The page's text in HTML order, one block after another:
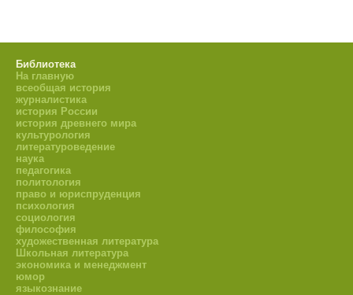
Библиотека
На главную
всеобщая история
журналистика
история России
история древнего мира
культурология
литературоведение
наука
педагогика
политология
право и юриспруденция
психология
социология
философия
художественная литература
Школьная литература
экономика и менеджмент
юмор
языкознание